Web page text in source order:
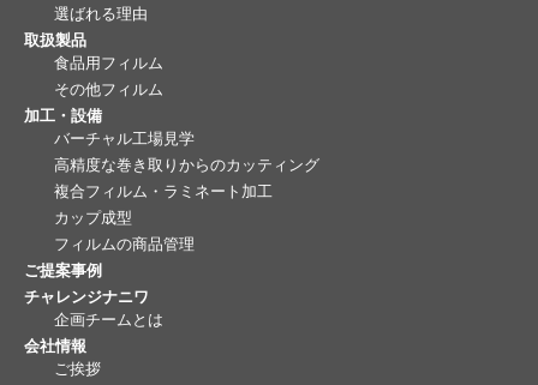
選ばれる理由
取扱製品
食品用フィルム
その他フィルム
加工・設備
バーチャル工場見学
高精度な巻き取りからのカッティング
複合フィルム・ラミネート加工
カップ成型
フィルムの商品管理
ご提案事例
チャレンジナニワ
企画チームとは
会社情報
ご挨拶